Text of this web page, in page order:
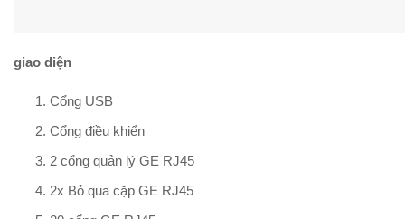
giao diện
Cổng USB
Cổng điều khiển
2 cổng quản lý GE RJ45
2x Bỏ qua cặp GE RJ45